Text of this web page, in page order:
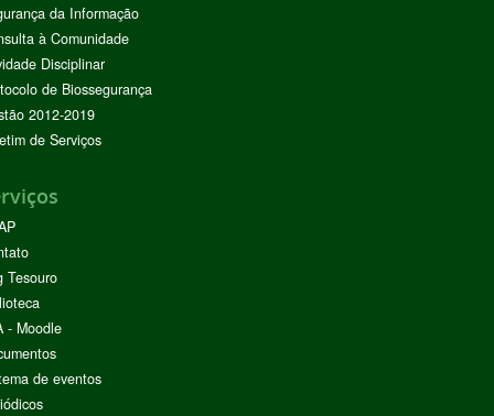
da Informação
à Comunidade
Disciplinar
de Biossegurança
2012-2019
de Serviços
Tesouro
- Moodle
de eventos